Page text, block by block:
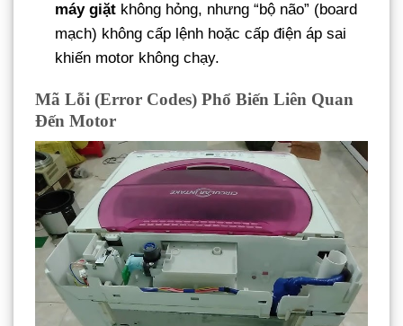
máy giặt không hỏng, nhưng “bộ não” (board
mạch) không cấp lệnh hoặc cấp điện áp sai
khiến motor không chạy.
Mã Lỗi (Error Codes) Phổ Biến Liên Quan
Đến Motor